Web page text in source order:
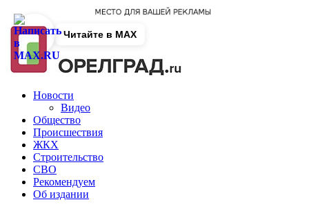
Новости
Видео
Общество
Происшествия
ЖКХ
Строительство
СВО
Рекомендуем
Об издании
Читайте в MAX